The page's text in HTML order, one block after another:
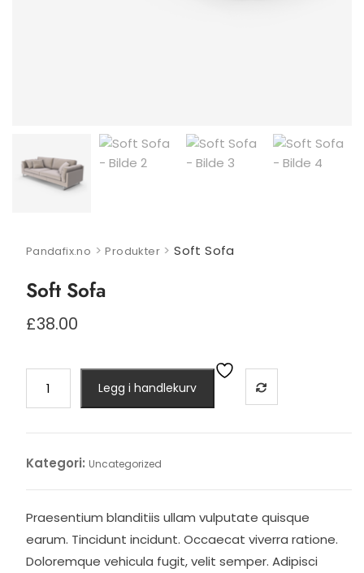
Pandafix.no >Produkter>Soft Sofa
Soft Sofa
£38.00
Sofa
Legg i handlekurv
Kategori: Uncategorized
Praesentium blanditiis ullam vulputate quisque
earum. Tincidunt incidunt. Occaecat viverra ratione.
Doloremque vehicula fugit, velit semper. Adipisci